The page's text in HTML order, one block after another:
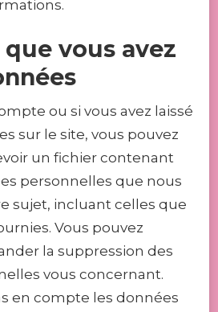
vous avez
ou si vous avez laissé
sur le site, vous pouvez
un fichier contenant
personnelles que nous
sujet, incluant celles que
Vous pouvez
la suppression des
vous concernant.
en compte les données